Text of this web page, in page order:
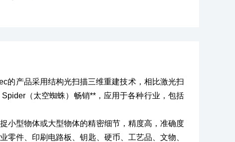
的产品采用结构光扫描三维重建技术，相比激光扫
（太空蜘蛛）畅销**，应用于各种行业，包括
小型物体或大型物体的精密细节，精度高，准确度
件、印刷电路板、钥匙、硬币、工艺品、文物、